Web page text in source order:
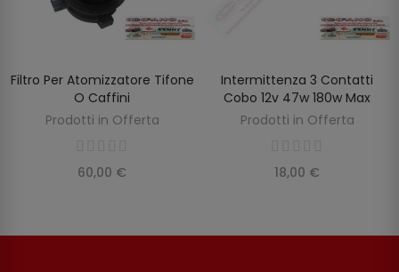
AGGIUNGI AL CARRELLO
Filtro Per Atomizzatore Tifone
O Caffini
Prodotti in Offerta
60,00 €
AGGIUNGI AL CARRELLO
Intermittenza 3 Contatti
Cobo 12v 47w 180w Max
Prodotti in Offerta
18,00 €